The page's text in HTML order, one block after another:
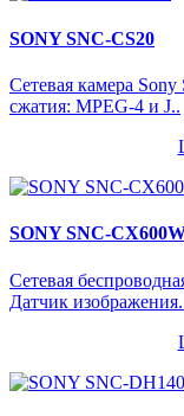
SONY SNC-CS20
Сетевая камера
сжатия: MPEG-4 и J..
SONY SNC-
Сетевая
Датчик